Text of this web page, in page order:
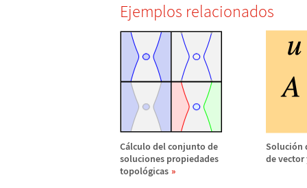
Ejemplos relacionados
Cálculo del conjunto de
soluciones propiedades
topológicas
Solución
de